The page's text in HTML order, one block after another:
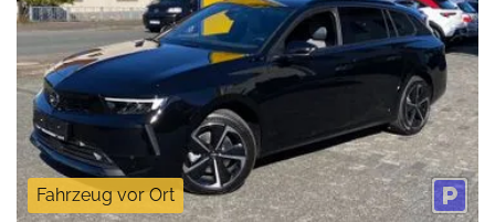
Fahrzeug vor Ort